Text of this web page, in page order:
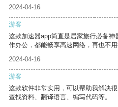
2024-04-16
游客
这款加速器app简直是居家旅行必备
作办公，都能畅享高速网络，再也不用
2024-04-16
游客
这款软件非常实用，可以帮助我解决
查找资料、翻译语言、编写代码等。